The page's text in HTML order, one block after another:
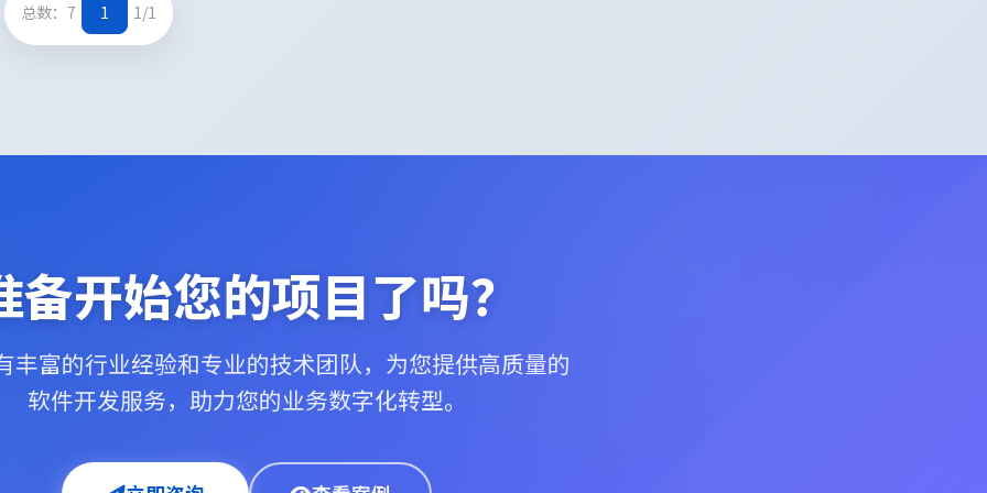
总数：7 1 1/1
备开始您的项目了吗？
丰富的行业经验和专业的技术团队，为您提供高质量的
软件开发服务，助力您的业务数字化转型。